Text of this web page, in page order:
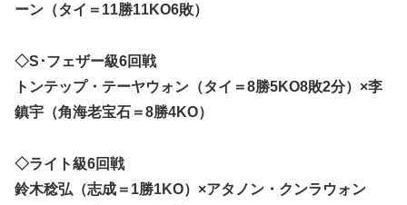
ーン（タイ＝11勝11KO6敗）
◇S･フェザー級6回戦
トンテップ・テーヤウォン（タイ＝8勝5KO8敗2分）×李
鎮宇（角海老宝石＝8勝4KO）
◇ライト級6回戦
鈴木稔弘（志成＝1勝1KO）×アタノン・クンラウォン